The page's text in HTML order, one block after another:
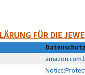
FÜR DIE